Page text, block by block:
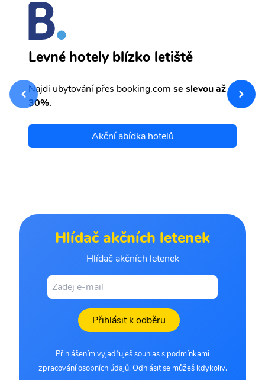
Levné hotely blízko letiště
Najdi ubytování přes booking.com se slevou až
30%.
Akční abídka hotelů
Hlídač akčních letenek
Hlídač akčních letenek
Přihlásit k odběru
Přihlášením vyjadřuješ souhlas s podmínkami
zpracování osobních údajů. Odhlásit se můžeš kdykoliv.